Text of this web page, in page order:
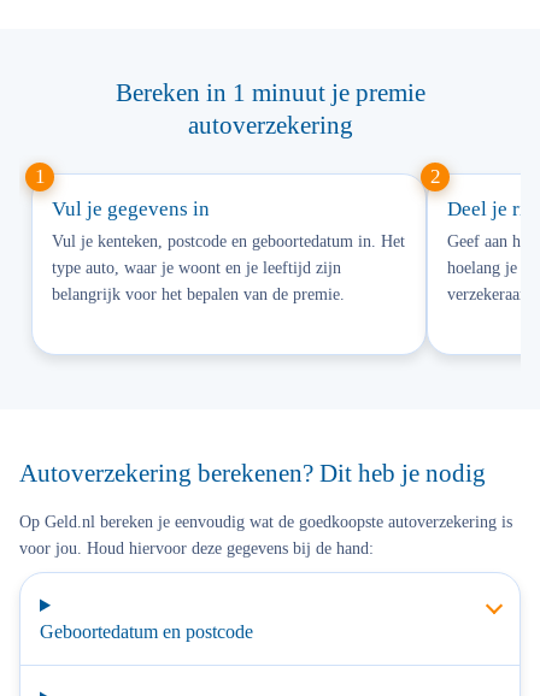
Bereken in 1 minuut je premie
autoverzekering
Vul je gegevens in
Vul je kenteken, postcode en geboortedatum in. Het
type auto, waar je woont en je leeftijd zijn
belangrijk voor het bepalen van de premie.
Deel je
Geef aan
hoelang je al
verzekeraar
Autoverzekering berekenen? Dit heb je nodig
Op Geld.nl bereken je eenvoudig wat de goedkoopste autoverzekering is
voor jou. Houd hiervoor deze gegevens bij de hand:
Geboortedatum en postcode